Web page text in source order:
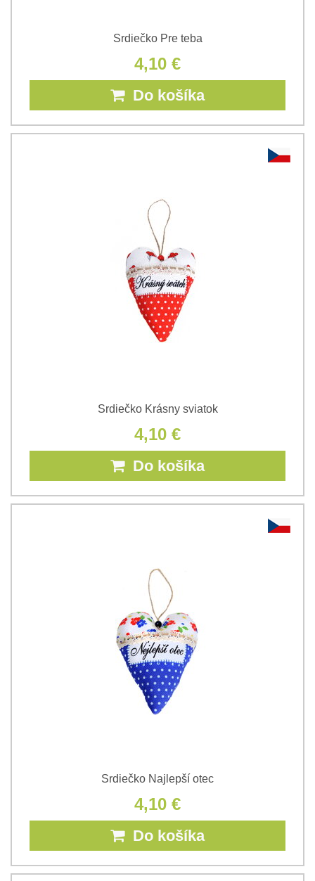
Srdiečko Pre teba
4,10 €
Do košíka
Srdiečko Krásny sviatok
4,10 €
Do košíka
Srdiečko Najlepší otec
4,10 €
Do košíka